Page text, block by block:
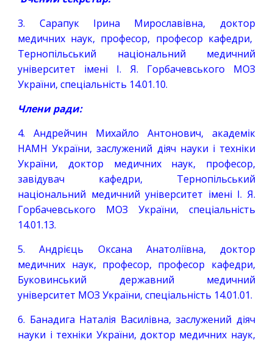
3. Сарапук Ірина Мирославівна, доктор
медичних наук, професор, професор кафедри,
Тернопільський національний медичний
університет імені І. Я. Горбачевського МОЗ
України, спеціальність 14.01.10.
Члени ради:
4. Андрейчин Михайло Антонович, академік
НАМН України, заслужений діяч науки і техніки
України, доктор медичних наук, професор,
завідувач кафедри, Тернопільський
національний медичний університет імені І. Я.
Горбачевського МОЗ України, спеціальність
14.01.13.
5. Андрієць Оксана Анатоліївна, доктор
медичних наук, професор, професор кафедри,
Буковинський державний медичний
університет МОЗ України, спеціальність 14.01.01.
6. Банадига Наталія Василівна, заслужений діяч
науки і техніки України, доктор медичних наук,